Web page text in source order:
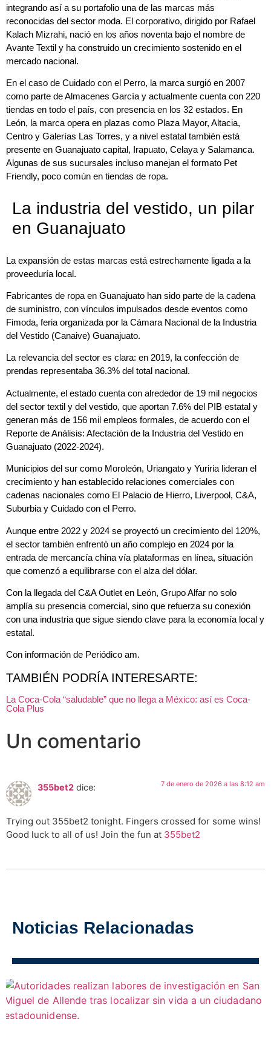
integrando así a su portafolio una de las marcas más
reconocidas del sector moda. El corporativo, dirigido por Rafael
Kalach Mizrahi, nació en los años noventa bajo el nombre de
Avante Textil y ha construido un crecimiento sostenido en el
mercado nacional.
En el caso de Cuidado con el Perro, la marca surgió en 2007
como parte de Almacenes García y actualmente cuenta con 220
tiendas en todo el país, con presencia en los 32 estados. En
León, la marca opera en plazas como Plaza Mayor, Altacia,
Centro y Galerías Las Torres, y a nivel estatal también está
presente en Guanajuato capital, Irapuato, Celaya y Salamanca.
Algunas de sus sucursales incluso manejan el formato Pet
Friendly, poco común en tiendas de ropa.
La industria del vestido, un pilar
en Guanajuato
La expansión de estas marcas está estrechamente ligada a la
proveeduría local.
Fabricantes de ropa en Guanajuato han sido parte de la cadena
de suministro, con vínculos impulsados desde eventos como
Fimoda, feria organizada por la Cámara Nacional de la Industria
del Vestido (Canaive) Guanajuato.
La relevancia del sector es clara: en 2019, la confección de
prendas representaba 36.3% del total nacional.
Actualmente, el estado cuenta con alrededor de 19 mil negocios
del sector textil y del vestido, que aportan 7.6% del PIB estatal y
generan más de 156 mil empleos formales, de acuerdo con el
Reporte de Análisis: Afectación de la Industria del Vestido en
Guanajuato (2022-2024).
Municipios del sur como Moroleón, Uriangato y Yuriria lideran el
crecimiento y han establecido relaciones comerciales con
cadenas nacionales como El Palacio de Hierro, Liverpool, C&A,
Suburbia y Cuidado con el Perro.
Aunque entre 2022 y 2024 se proyectó un crecimiento del 120%,
el sector también enfrentó un año complejo en 2024 por la
entrada de mercancía china vía plataformas en línea, situación
que comenzó a equilibrarse con el alza del dólar.
Con la llegada del C&A Outlet en León, Grupo Alfar no solo
amplía su presencia comercial, sino que refuerza su conexión
con una industria que sigue siendo clave para la economía local y
estatal.
Con información de Periódico am.
TAMBIÉN PODRÍA INTERESARTE:
La Coca-Cola “saludable” que no llega a México: así es Coca-
Cola Plus
Un comentario
355bet2 dice: 7 de enero de 2026 a las 8:12 am
Trying out 355bet2 tonight. Fingers crossed for some wins!
Good luck to all of us! Join the fun at 355bet2
Noticias Relacionadas